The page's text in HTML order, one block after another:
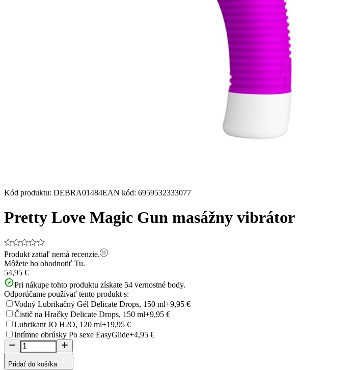
Kód produktu: DEBRA01484EAN kód: 6959532333077
Pretty Love Magic Gun masážny vibrátor
Produkt zatiaľ nemá recenzie.
Môžete ho ohodnotiť Tu.
54,95 €
Pri nákupe tohto produktu získate 54 vernostné body.
Odporúčame používať tento produkt s:
Vodný Lubrikačný Gél Delicate Drops, 150 ml+9,95 €
Čistič na Hračky Delicate Drops, 150 ml+9,95 €
Lubrikant JO H2O, 120 ml+19,95 €
Intímne obrúsky Po sexe EasyGlide+4,95 €
Pridať do košíka